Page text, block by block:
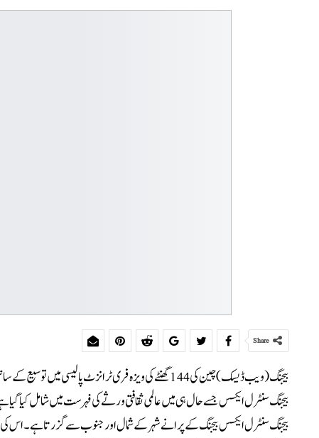
Share
بیجنگ (ویب ڈیسک) چین کی 144 گھنٹے کی ویزہ فری ٹرانزٹ
بیجنگ سنٹرل ایکسس جسے حال ہی میں عالمی ثقافتی ورثے کی فہرست میں شامل کیا